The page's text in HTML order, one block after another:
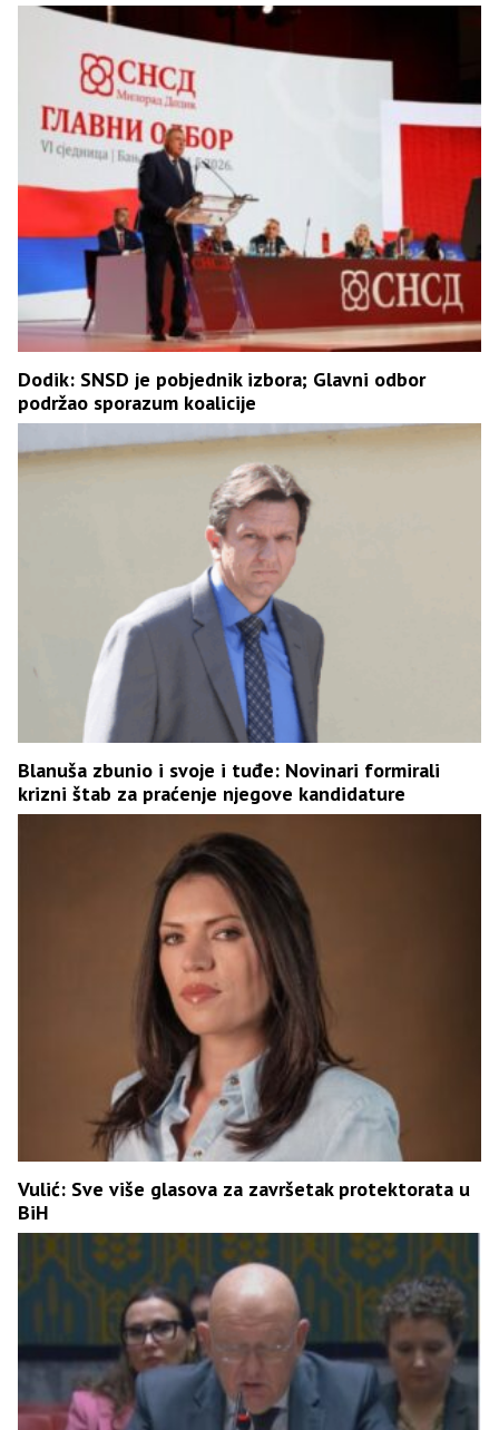
Dodik: SNSD je pobjednik izbora; Glavni odbor
podržao sporazum koalicije
Blanuša zbunio i svoje i tuđe: Novinari formirali
krizni štab za praćenje njegove kandidature
Vulić: Sve više glasova za završetak protektorata u
BiH